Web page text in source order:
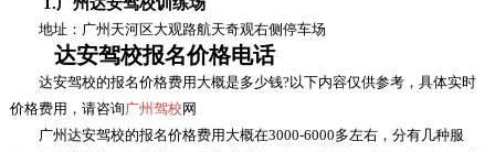
地址：广州天河区大观路航天奇观右侧停车场
达安驾校报名价格电话
达安驾校的报名价格费用大概是多少钱?以下内容仅供参考，具体实时
价格费用，请咨询广州驾校 网
广州达安驾校的报名价格费用大概在3000-6000多左右，分有几种服